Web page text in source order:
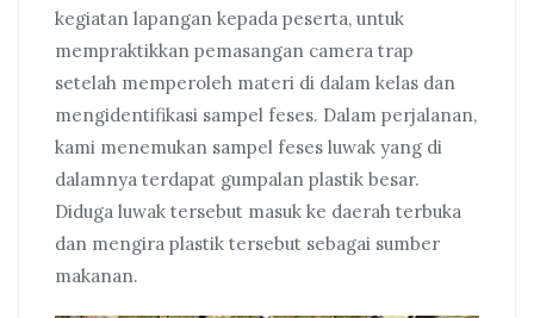
kegiatan lapangan kepada peserta, untuk
mempraktikkan pemasangan camera trap
setelah memperoleh materi di dalam kelas dan
mengidentifikasi sampel feses. Dalam perjalanan,
kami menemukan sampel feses luwak yang di
dalamnya terdapat gumpalan plastik besar.
Diduga luwak tersebut masuk ke daerah terbuka
dan mengira plastik tersebut sebagai sumber
makanan.